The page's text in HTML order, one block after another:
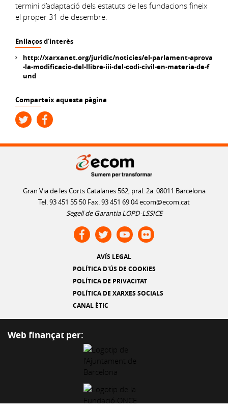
termini d’adaptació dels estatuts de les fundacions fineix
el proper 31 de desembre.
Enllaços d'interès
http://xarxanet.org/juridic/noticies/el-parlament-aprova
-la-modificacio-del-llibre-iii-del-codi-civil-en-materia-de-f
und
Comparteix aquesta pàgina
Gran Via de les Corts Catalanes 562, pral. 2a. 08011 Barcelona
Tel. 93 451 55 50 Fax. 93 451 69 04ecom@ecom.cat
Segell de Garantia LOPD-LSSICE
AVÍS LEGAL
POLÍTICA D'ÚS DE COOKIES
POLÍTICA DE PRIVACITAT
POLÍTICA DE XARXES SOCIALS
CANAL ÈTIC
Web finançat per: